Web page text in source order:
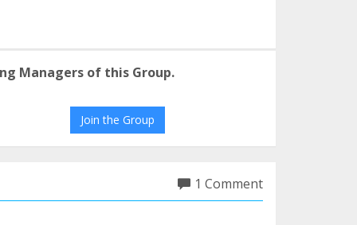
Managers of this Group.
Join the Group
1 Comment